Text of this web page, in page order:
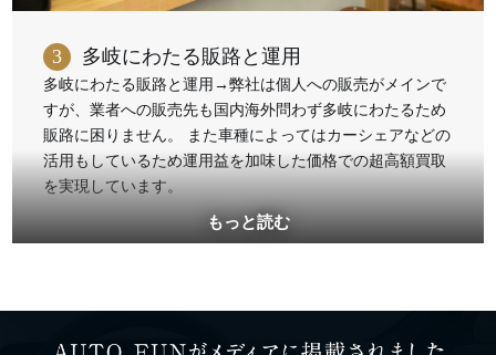
3 多岐にわたる販路と運用
多岐にわたる販路と運用→弊社は個人への販売がメインで
すが、業者への販売先も国内海外問わず多岐にわたるため
販路に困りません。 また車種によってはカーシェアなどの
活用もしているため運用益を加味した価格での超高額買取
を実現しています。